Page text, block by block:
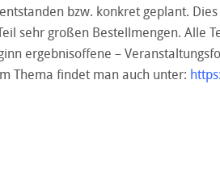
bzw. konkret geplant.
sehr großen Bestellmengen. Alle
ergebnisoffene –
Thema findet man auch unter: